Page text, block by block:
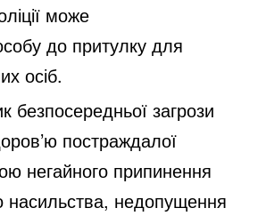
може
до притулку для
осіб.
безпосередньої загрози
постраждалої
негайного припинення
недопущення